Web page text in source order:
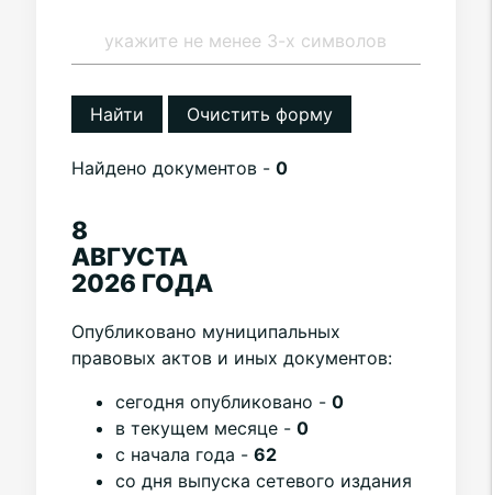
Найти Очистить форму
Найдено документов - 0
8
АВГУСТА
2026 ГОДА
Опубликовано муниципальных
правовых актов и иных документов:
cегодня опубликовано - 0
в текущем месяце - 0
с начала года - 62
со дня выпуска сетевого издания